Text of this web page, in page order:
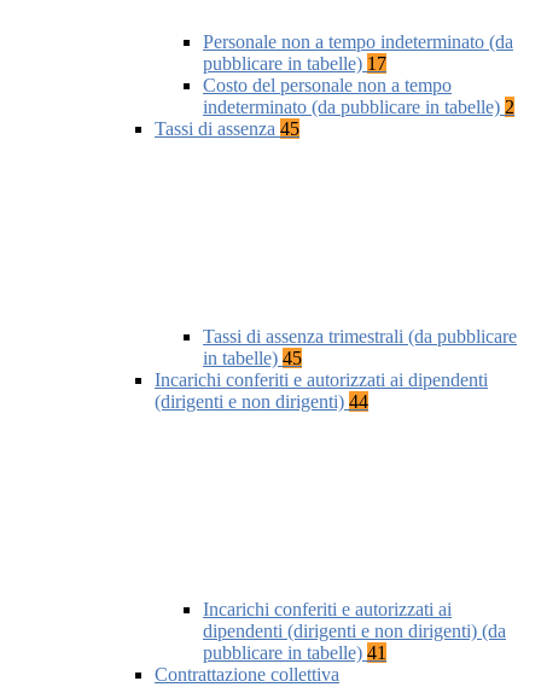
Personale non a tempo indeterminato (da
pubblicare in tabelle) 17
Costo del personale non a tempo
indeterminato (da pubblicare in tabelle) 2
Tassi di assenza 45
Tassi di assenza trimestrali (da pubblicare
in tabelle) 45
Incarichi conferiti e autorizzati ai dipendenti
(dirigenti e non dirigenti) 44
Incarichi conferiti e autorizzati ai
dipendenti (dirigenti e non dirigenti) (da
pubblicare in tabelle) 41
Contrattazione collettiva